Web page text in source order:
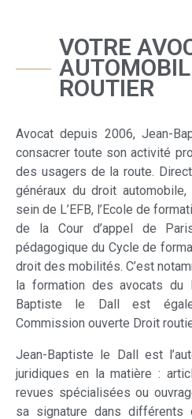
VOTRE
ROUTIER
Avocat depuis 2006, Jean-
consacrer toute son activité
des usagers de la route.
généraux du droit
sein de L’EFB, l’Ecole de
de la Cour d’appel de
pédagogique du Cycle de
droit des mobilités. C’est
la formation des avocats du
Baptiste le Dall est
Commission ouverte Droit
Jean-Baptiste le Dall est
juridiques en la matière :
revues spécialisées ou
sa signature dans différents